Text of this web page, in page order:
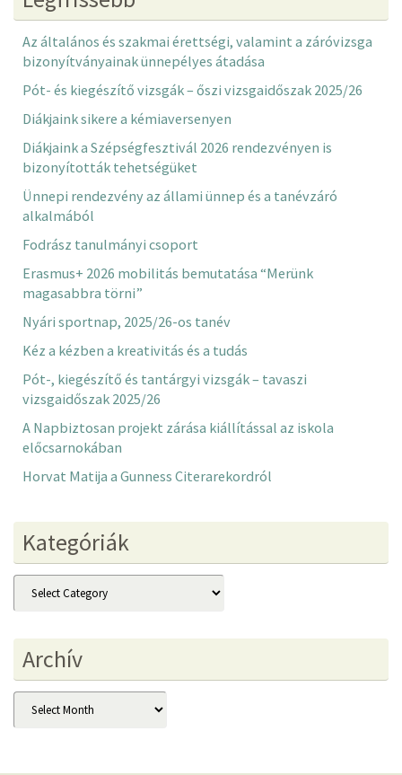
Az általános és szakmai érettségi, valamint a záróvizsga
bizonyítványainak ünnepélyes átadása
Pót- és kiegészítő vizsgák – őszi vizsgaidőszak 2025/26
Diákjaink sikere a kémiaversenyen
Diákjaink a Szépségfesztivál 2026 rendezvényen is
bizonyították tehetségüket
Ünnepi rendezvény az állami ünnep és a tanévzáró
alkalmából
Fodrász tanulmányi csoport
Erasmus+ 2026 mobilitás bemutatása “Merünk
magasabbra törni”
Nyári sportnap, 2025/26-os tanév
Kéz a kézben a kreativitás és a tudás
Pót-, kiegészítő és tantárgyi vizsgák – tavaszi
vizsgaidőszak 2025/26
A Napbiztosan projekt zárása kiállítással az iskola
előcsarnokában
Horvat Matija a Gunness Citerarekordról
Kategóriák
Kategóriák
Archív
Archív